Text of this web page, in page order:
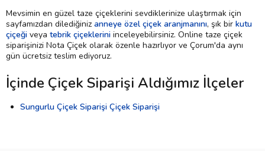
Mevsimin en güzel taze çiçeklerini sevdiklerinize ulaştırmak için
sayfamızdan dilediğiniz anneye özel çiçek aranjmanını, şık bir kutu
çiçeği veya tebrik çiçeklerini inceleyebilirsiniz. Online taze çiçek
siparişinizi Nota Çiçek olarak özenle hazırlıyor ve Çorum'da aynı
gün ücretsiz teslim ediyoruz.
İçinde Çiçek Siparişi Aldığımız İlçeler
Sungurlu Çiçek Siparişi Çiçek Siparişi